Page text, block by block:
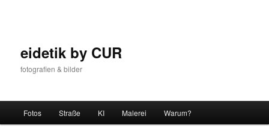
eidetik by CUR
fotografien & bilder
Fotos Straße KI Malerei Warum?